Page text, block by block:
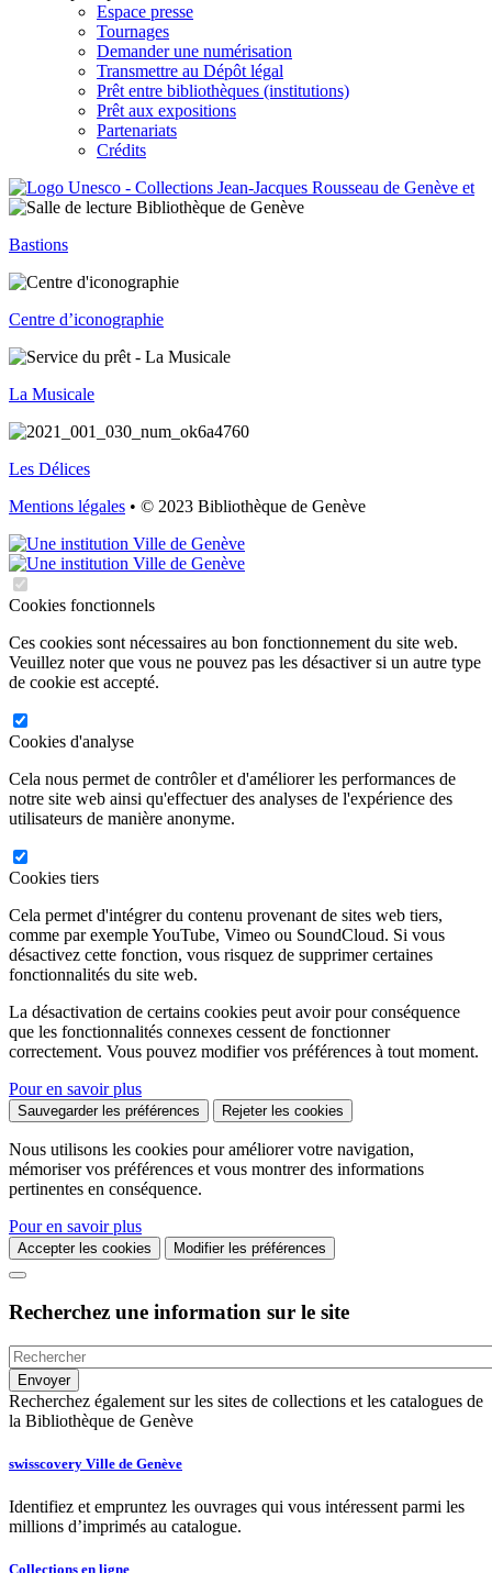
Espace presse
Tournages
Demander une numérisation
Transmettre au Dépôt légal
Prêt entre bibliothèques (institutions)
Prêt aux expositions
Partenariats
Crédits
Bastions
Centre d’iconographie
La Musicale
Les Délices
Mentions légales • © 2023 Bibliothèque de Genève
Cookies fonctionnels
Ces cookies sont nécessaires au bon fonctionnement du site web.
Veuillez noter que vous ne pouvez pas les désactiver si un autre type
de cookie est accepté.
Cookies d'analyse
Cela nous permet de contrôler et d'améliorer les performances de
notre site web ainsi qu'effectuer des analyses de l'expérience des
utilisateurs de manière anonyme.
Cookies tiers
Cela permet d'intégrer du contenu provenant de sites web tiers,
comme par exemple YouTube, Vimeo ou SoundCloud. Si vous
désactivez cette fonction, vous risquez de supprimer certaines
fonctionnalités du site web.
La désactivation de certains cookies peut avoir pour conséquence
que les fonctionnalités connexes cessent de fonctionner
correctement. Vous pouvez modifier vos préférences à tout moment.
Pour en savoir plus
Sauvegarder les préférences Rejeter les cookies
Nous utilisons les cookies pour améliorer votre navigation,
mémoriser vos préférences et vous montrer des informations
pertinentes en conséquence.
Pour en savoir plus
Accepter les cookies Modifier les préférences
Recherchez une information sur le site
Recherchez également sur les sites de collections et les catalogues de
la Bibliothèque de Genève
swisscovery Ville de Genève
Identifiez et empruntez les ouvrages qui vous intéressent parmi les
millions d’imprimés au catalogue.
Collections en ligne